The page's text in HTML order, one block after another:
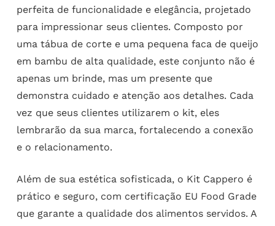
perfeita de funcionalidade e elegância, projetado
para impressionar seus clientes. Composto por
uma tábua de corte e uma pequena faca de queijo
em bambu de alta qualidade, este conjunto não é
apenas um brinde, mas um presente que
demonstra cuidado e atenção aos detalhes. Cada
vez que seus clientes utilizarem o kit, eles
lembrarão da sua marca, fortalecendo a conexão
e o relacionamento.
Além de sua estética sofisticada, o Kit Cappero é
prático e seguro, com certificação EU Food Grade
que garante a qualidade dos alimentos servidos. A